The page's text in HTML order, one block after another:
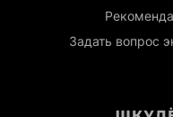
Задать вопрос